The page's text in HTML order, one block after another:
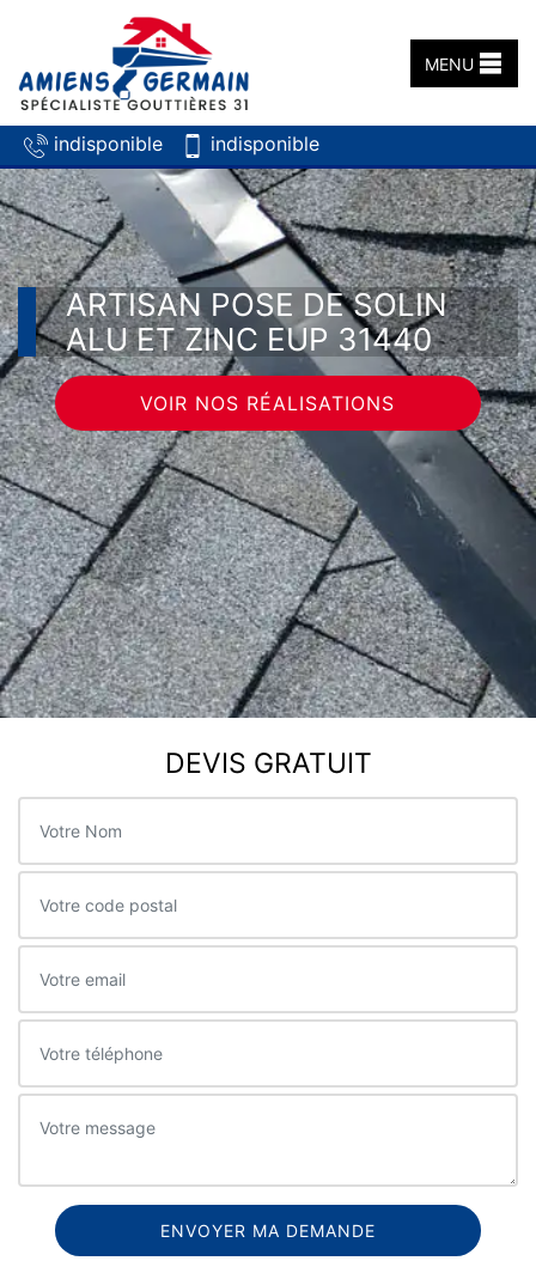
indisponible indisponible
MENU
ARTISAN POSE DE SOLIN
ALU ET ZINC EUP 31440
VOIR NOS RÉALISATIONS
DEVIS GRATUIT